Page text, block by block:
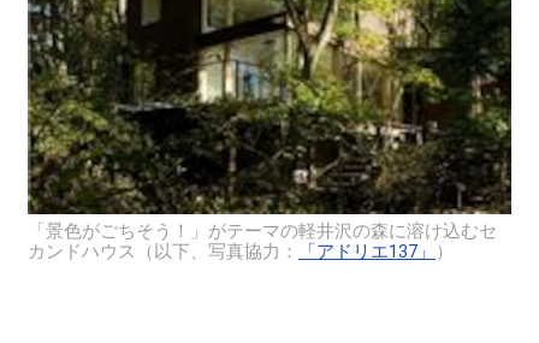
「景色がごちそう！」がテーマの軽井沢の森に溶け込むセ
カンドハウス（以下、写真協力：
「アドリエ137」 ）